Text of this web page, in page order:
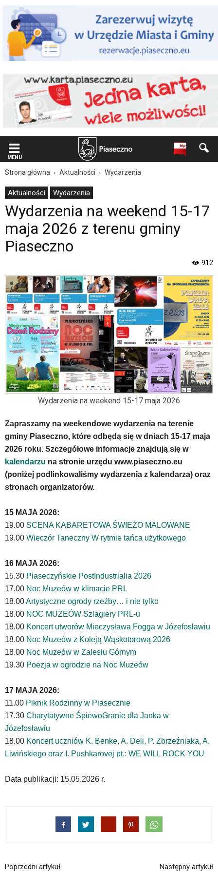
użytkowników
czytników
ekranowych Znajdujesz
się
podstronie
weekend
maja
2026
terenu
Piaseczno
Oficjalna
strona
Miasta
Gminy
jest
wyposażona
menu
skiplinks
pozwalające
szybko
przechodzić
do
treści,
które
znajduje
pod
tą
wiadomością.
nie
została
wyposażona
skróty
klawiaturowe,
zatem
obsługiwana
jest
standardowy
sposób.
Na
mogą
się
znajdować
powszechnie
wideo
portalu
oraz
mapy
Google
pomocą
MENU
Strona główna Aktualności Wydarzenia
Aktualności Wydarzenia
Wydarzenia na weekend 15-17
maja 2026 z terenu gminy
Piaseczno
912
Wydarzenia na weekend 15-17 maja 2026
Zapraszamy na weekendowe wydarzenia na terenie
gminy Piaseczno, które odbędą się w dniach 15-17 maja
2026 roku. Szczegółowe informacje znajdują się w
kalendarzu na stronie urzędu www.piaseczno.eu
(poniżej podlinkowaliśmy wydarzenia z kalendarza) oraz
stronach organizatorów.
15 MAJA 2026:
19.00 SCENA KABARETOWA ŚWIEŻO MALOWANE
19.00 Wieczór Taneczny W rytmie tańca użytkowego
16 MAJA 2026:
15.30 Piaseczyńskie PostIndustrialia 2026
17.00 Noc Muzeów w klimacie PRL
18.00Artystyczne ogrody rzeźby… i nie tylko
18.00 NOC MUZEÓW Szlagiery PRL-u
18.00 Koncert utworów Mieczysława Fogga w Józefosławiu
18.00 Noc Muzeów z Koleją Wąskotorową 2026
18.00 Noc Muzeów w Zalesiu Górnym
19.30 Poezja w ogrodzie na Noc Muzeów
17 MAJA 2026:
11.00 Piknik Rodzinny w Piasecznie
17.30 Charytatywne ŚpiewoGranie dla Janka w
Józefosławiu
18.00 Koncert uczniów K. Benke, A. Deli, P. Zbrzeźniaka, A.
Liwińskiego oraz I. Pushkarovej pt.: WE WILL ROCK YOU
Data publikacji: 15.05.2026 r.
Poprzedni artykuł Następny artykuł